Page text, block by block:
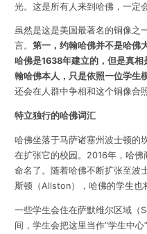
光。这是所有人来到哈佛，一定
虽然是这是美国最著名的铜像之
言。 第一，约翰哈佛并不是哈佛
哈佛是1638年建立的，但是真
翰哈佛本人，只是依照一位学生
还会在人群中争相和这个铜像合
特立独行的哈佛词汇
哈佛坐落于马萨诸塞州波士顿的
在扩张它的校园。2016年，哈
命名了。随着哈佛不断扩张至波
斯顿（Allston），哈佛的学生也
一些学生会住在萨默维尔区域（
间，学生会把这里当作“学生中